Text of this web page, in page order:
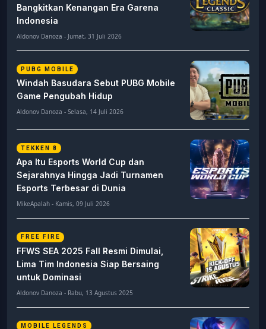
Bangkitkan Kenangan Era Garena
Indonesia
Aldonov Danoza - Jumat, 31 Juli 2026
PUBG MOBILE
Windah Basudara Sebut PUBG Mobile
Game Pengubah Hidup
Aldonov Danoza - Selasa, 14 Juli 2026
TEKKEN 8
Apa Itu Esports World Cup dan
Sejarahnya Hingga Jadi Turnamen
Esports Terbesar di Dunia
MikeApalah - Kamis, 09 Juli 2026
FREE FIRE
FFWS SEA 2025 Fall Resmi Dimulai,
Lima Tim Indonesia Siap Bersaing
untuk Dominasi
Aldonov Danoza - Rabu, 13 Agustus 2025
MOBILE LEGENDS